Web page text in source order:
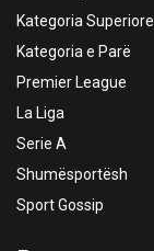
Kategoria Superiore
Kategoria e Parë
Premier League
La Liga
Serie A
Shumësportësh
Sport Gossip